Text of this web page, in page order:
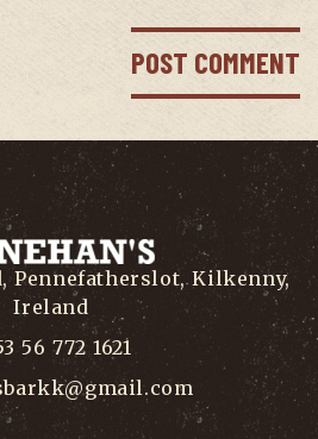
Pennefatherslot, Kilkenny,
Ireland
56 772 1621